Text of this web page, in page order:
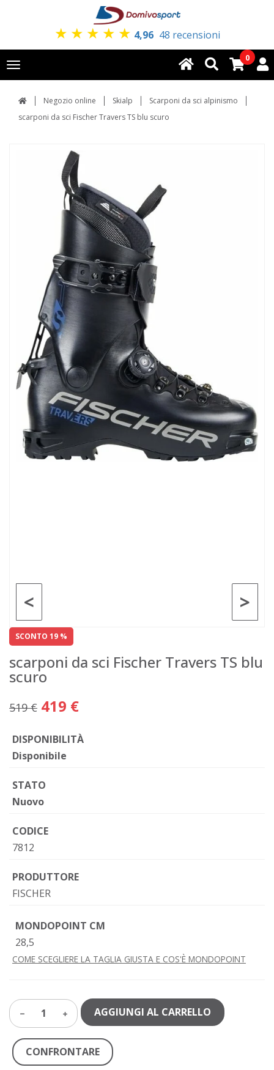
★ ★ ★ ★ ★ 4,96 48 recensioni
Toggle
navigation
0
Negozio online Skialp
Scarponi da sci alpinismo
scarponi da sci Fischer Travers TS blu scuro
>
<
SCONTO 19 %
scarponi da sci Fischer Travers TS blu
scuro
519 € 419 €
DISPONIBILITÀ
Disponibile
STATO
Nuovo
CODICE
7812
PRODUTTORE
FISCHER
MONDOPOINT CM
28,5
COME SCEGLIERE LA TAGLIA GIUSTA E COS'È MONDOPOINT
1 AGGIUNGI AL CARRELLO
CONFRONTARE